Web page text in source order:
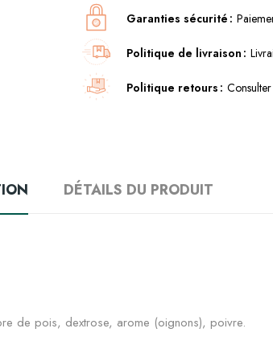
Garanties sécurité
Politique de livraison
Politique retours
DÉTAILS DU PRODUIT
de pois, dextrose, arome (oignons), poivre.